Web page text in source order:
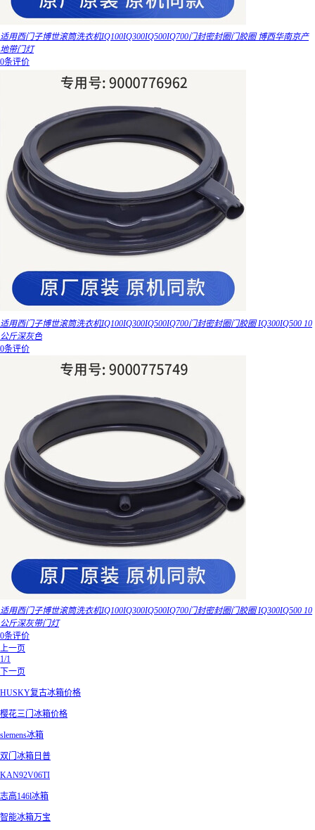
适用西门子博世滚筒洗衣机IQ100IQ300IQ500IQ700门封密封圈门胶圈 博西华南京产
地带门灯
0条评价
适用西门子博世滚筒洗衣机IQ100IQ300IQ500IQ700门封密封圈门胶圈 IQ300IQ500 10
公斤深灰色
0条评价
适用西门子博世滚筒洗衣机IQ100IQ300IQ500IQ700门封密封圈门胶圈 IQ300IQ500 10
公斤深灰带门灯
0条评价
上一页
1/1
下一页
HUSKY复古冰箱价格
樱花三门冰箱价格
slemens冰箱
双门冰箱日普
KAN92V06TI
志高146l冰箱
智能冰箱万宝